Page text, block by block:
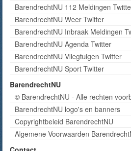
BarendrechtNU 112 Meldingen
BarendrechtNU Weer Twitter
BarendrechtNU Inbraak Meldingen
BarendrechtNU Agenda Twitter
BarendrechtNU Vliegtuigen Twitter
BarendrechtNU Sport Twitter
BarendrechtNU
© BarendrechtNU - Alle rechten
BarendrechtNU logo's en banners
Copyrightbeleid BarendrechtNU
Algemene Voorwaarden